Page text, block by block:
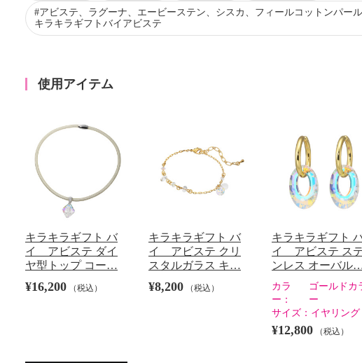
アビステ、ラグーナ、エービーステン、シスカ、フィールコットンパール
キラキラギフトバイアビステ
使用アイテム
キラキラギフト バ
イ アビステ ダイ
ヤ型トップ コー…
¥16,200 （税込）
キラキラギフト バ
イ アビステ クリ
スタルガラス キ…
¥8,200 （税込）
キラキラギフト
イ アビステ ス
ンレス オーバル
カラ
ー：
ゴールドカ
ー
サイズ： イヤリング
¥12,800 （税込）